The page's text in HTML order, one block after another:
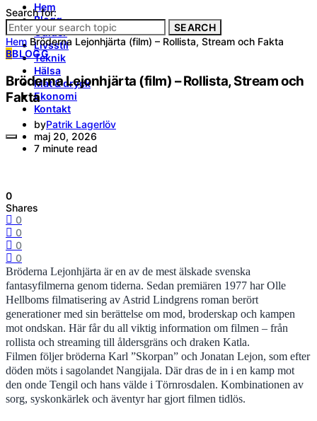
Hem
Blogg
Guider
Livsstil
Teknik
Hälsa
Mat & dryck
Ekonomi
Kontakt
Search for:
SEARCH
Hem Bröderna Lejonhjärta (film) – Rollista, Stream och Fakta
BBLOGG
Bröderna Lejonhjärta (film) – Rollista, Stream och
Fakta
byPatrik Lagerlöv
maj 20, 2026
7 minute read
0
Shares
0
0
0
0
Bröderna Lejonhjärta är en av de mest älskade svenska
fantasyfilmerna genom tiderna. Sedan premiären 1977 har Olle
Hellboms filmatisering av Astrid Lindgrens roman berört
generationer med sin berättelse om mod, broderskap och kampen
mot ondskan. Här får du all viktig information om filmen – från
rollista och streaming till åldersgräns och draken Katla.
Filmen följer bröderna Karl ”Skorpan” och Jonatan Lejon, som efter
döden möts i sagolandet Nangijala. Där dras de in i en kamp mot
den onde Tengil och hans välde i Törnrosdalen. Kombinationen av
sorg, syskonkärlek och äventyr har gjort filmen tidlös.